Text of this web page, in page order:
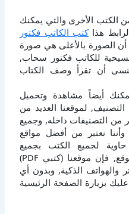
الكتب الأخرى والتي يمكنك
هذاكتب الكاتب فكتور
أن الصورة بالأعلى هي صورة
للكاتب فكتور سحاب,
أن تقرأ وصف الكتاب
أيضاً مشاهدة وتحميل
لموقعنا العديد من
من التصنيفات داخله, وجميع
100%, كما وأننا نعتبر من أفضل مواقع
لجميع الكتب بجميع
تخصصاتها, وبالنسبة لتصفح الموقع, فإن موقعنا (كتبي PDF)
والهواتف الذكية, وبدون أي
بزيارة الصفحة الرئيسية